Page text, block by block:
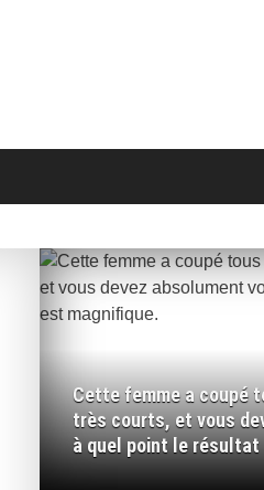
Cette femme a coupé
très courts, et vous
à quel point le